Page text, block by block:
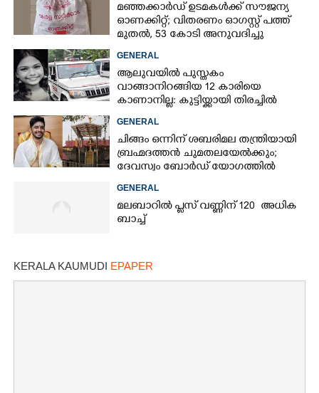
മഞ്ഞക്കാർഡ് ഉടമകൾക്ക് സൗജന്യ
ഓണക്കിറ്റ്; വിതരണം ഓഗസ്റ്റ് പത്ത്
മുതൽ, 53 കോടി അനുവദിച്ചു
GENERAL
ആലുവയിൽ പുസ്തകം
വാങ്ങാനിറങ്ങിയ 12 കാരിയെ
കാണാനില്ല: കുട്ടിയ്ക്കായി തിരച്ചിൽ
GENERAL
ചിങ്ങം ഒന്നിന് ശബരിമല തന്ത്രിയായി
ബ്രഹ്മദത്തൻ ചുമതലയേൽക്കും;
ദേവസ്വം ബോർഡ് യോഗത്തിൽ
GENERAL
മലബാറിൽ പ്ലസ് വണ്ണിന് 120 അധിക
ബാച്ച്
KERALA KAUMUDI EPAPER
Copy Link